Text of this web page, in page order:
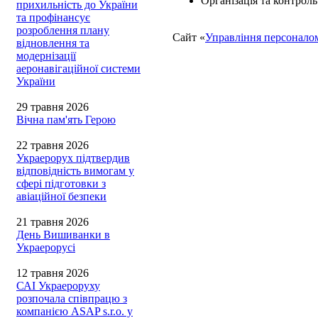
прихильність до України
та профінансує
розроблення плану
відновлення та
модернізації
аеронавігаційної системи
України
29 травня 2026
Вічна пам'ять Герою
22 травня 2026
Украерорух підтвердив
відповідність вимогам у
сфері підготовки з
авіаційної безпеки
21 травня 2026
День Вишиванки в
Украерорусі
12 травня 2026
САІ Украероруху
розпочала співпрацю з
компанією ASAP s.r.o. у
Сайт «Управління